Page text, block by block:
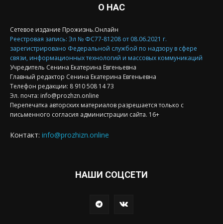
О НАС
Сетевое издание Прожизнь.Онлайн
Реестровая запись: Эл № ФС77-81208 от 08.06.2021 г.
зарегистрировано Федеральной службой по надзору в сфере
связи, информационных технологий и массовых коммуникаций
Учредитель Сенина Екатерина Евгеньевна
Главный редактор Сенина Екатерина Евгеньевна
Телефон редакции: 8 910 508 14 73
Эл. почта: info@prozhzn.online
Перепечатка авторских материалов разрешается только с
письменного согласия администрации сайта. 16+
Контакт: info@prozhizn.online
НАШИ СОЦСЕТИ